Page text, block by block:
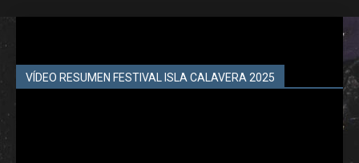
VÍDEO RESUMEN FESTIVAL ISLA CALAVERA 2025